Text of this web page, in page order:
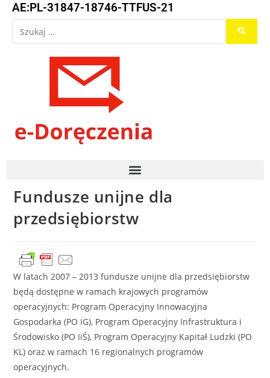
AE:PL-31847-18746-TTFUS-21
Fundusze unijne dla
przedsiębiorstw
W latach 2007 – 2013 fundusze unijne dla przedsiębiorstw
będą dostępne w ramach krajowych programów
operacyjnych: Program Operacyjny Innowacyjna
Gospodarka (PO IG), Program Operacyjny Infrastruktura i
Środowisko (PO IiŚ), Program Operacyjny Kapitał Ludzki (PO
KL) oraz w ramach 16 regionalnych programów
operacyjnych.